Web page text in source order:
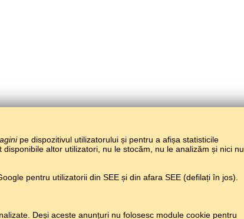
pe dispozitivul utilizatorului și pentru a afișa statisticile
altor utilizatori, nu le stocăm, nu le analizăm și nici nu
pentru utilizatorii din SEE și din afara SEE (defilați în jos).
Deși aceste anunțuri nu folosesc module cookie pentru
erziană pe net.#